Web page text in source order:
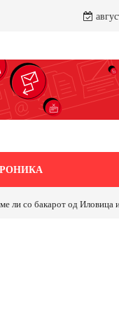
бакарот од Иловица и